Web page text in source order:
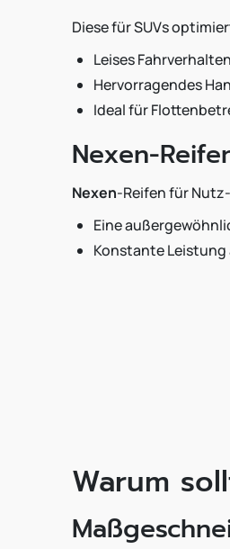
Diese für SUVs
Leises
Hervorragendes
Ideal für
Nexen-
Nexen-Reifen für
Eine
Konstante Leistung
Warum